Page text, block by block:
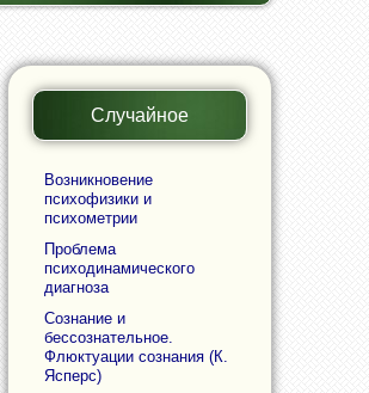
Случайное
Возникновение
психофизики и
психометрии
Проблема
психодинамического
диагноза
Сознание и
бессознательное.
Флюктуации сознания (К.
Ясперс)